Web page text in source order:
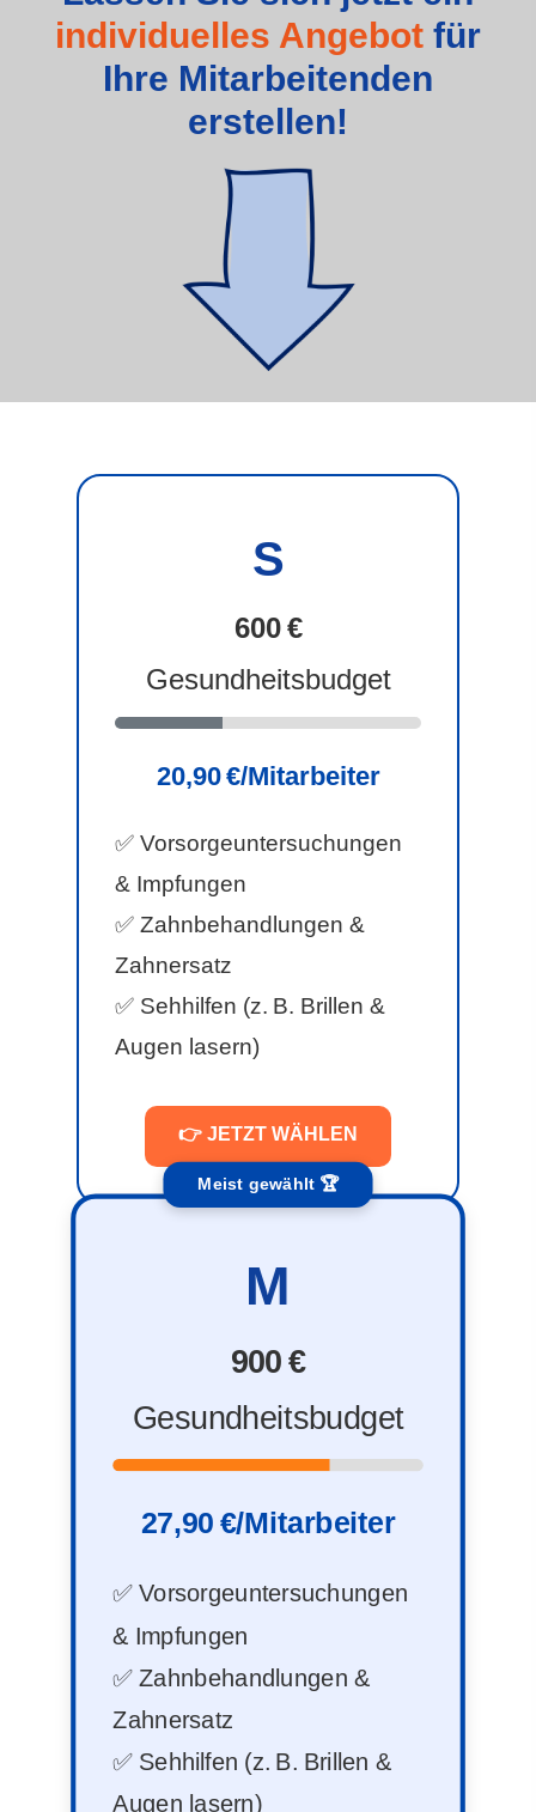
individuelles Angebot für
Ihre Mitarbeitenden
erstellen!
S
600 €
Gesundheitsbudget
20,90 €/Mitarbeiter
✅ Vorsorgeuntersuchungen
& Impfungen
✅ Zahnbehandlungen &
Zahnersatz
✅ Sehhilfen (z. B. Brillen &
Augen lasern)
👉 JETZT WÄHLEN
Meist gewählt 🏆
M
900 €
Gesundheitsbudget
27,90 €/Mitarbeiter
✅ Vorsorgeuntersuchungen
& Impfungen
✅ Zahnbehandlungen &
Zahnersatz
✅ Sehhilfen (z. B. Brillen &
Augen lasern)